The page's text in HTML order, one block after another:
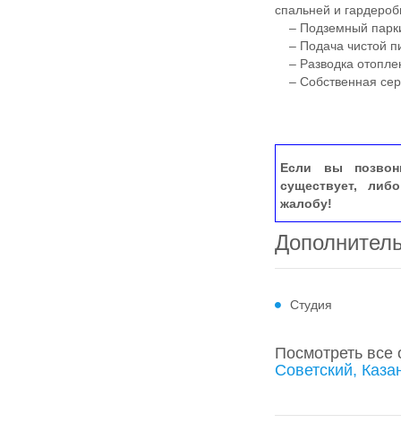
спальней и
– Подземный
– Подача чистой
– Разводка
– Собственная
Если вы
существует,
жалобу!
Студия
Посмотреть
Советский,